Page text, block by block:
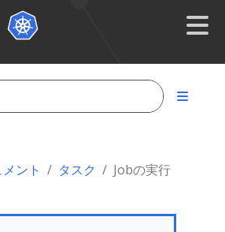
ント タスク Jobの実行